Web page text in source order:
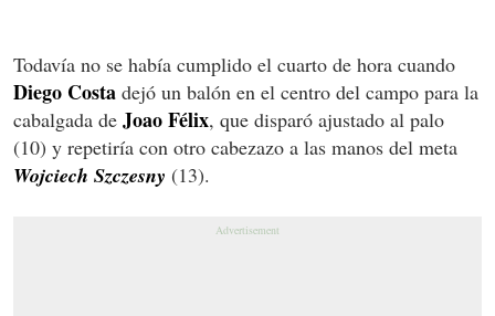
Todavía no se había cumplido el cuarto de hora cuando
Diego Costa dejó un balón en el centro del campo para la
cabalgada de Joao Félix, que disparó ajustado al palo
(10) y repetiría con otro cabezazo a las manos del meta
Wojciech Szczesny (13).